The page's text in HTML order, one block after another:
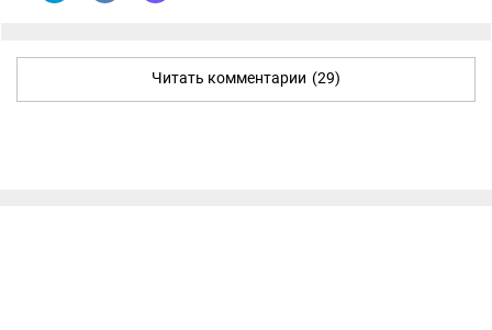
Читать комментарии (29)